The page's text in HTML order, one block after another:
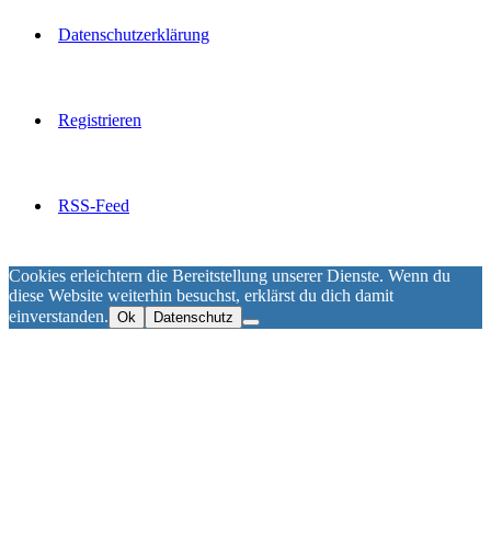
Datenschutzerklärung
Registrieren
RSS-Feed
Cookies erleichtern die Bereitstellung unserer Dienste. Wenn du
diese Website weiterhin besuchst, erklärst du dich damit
einverstanden. Ok Datenschutz